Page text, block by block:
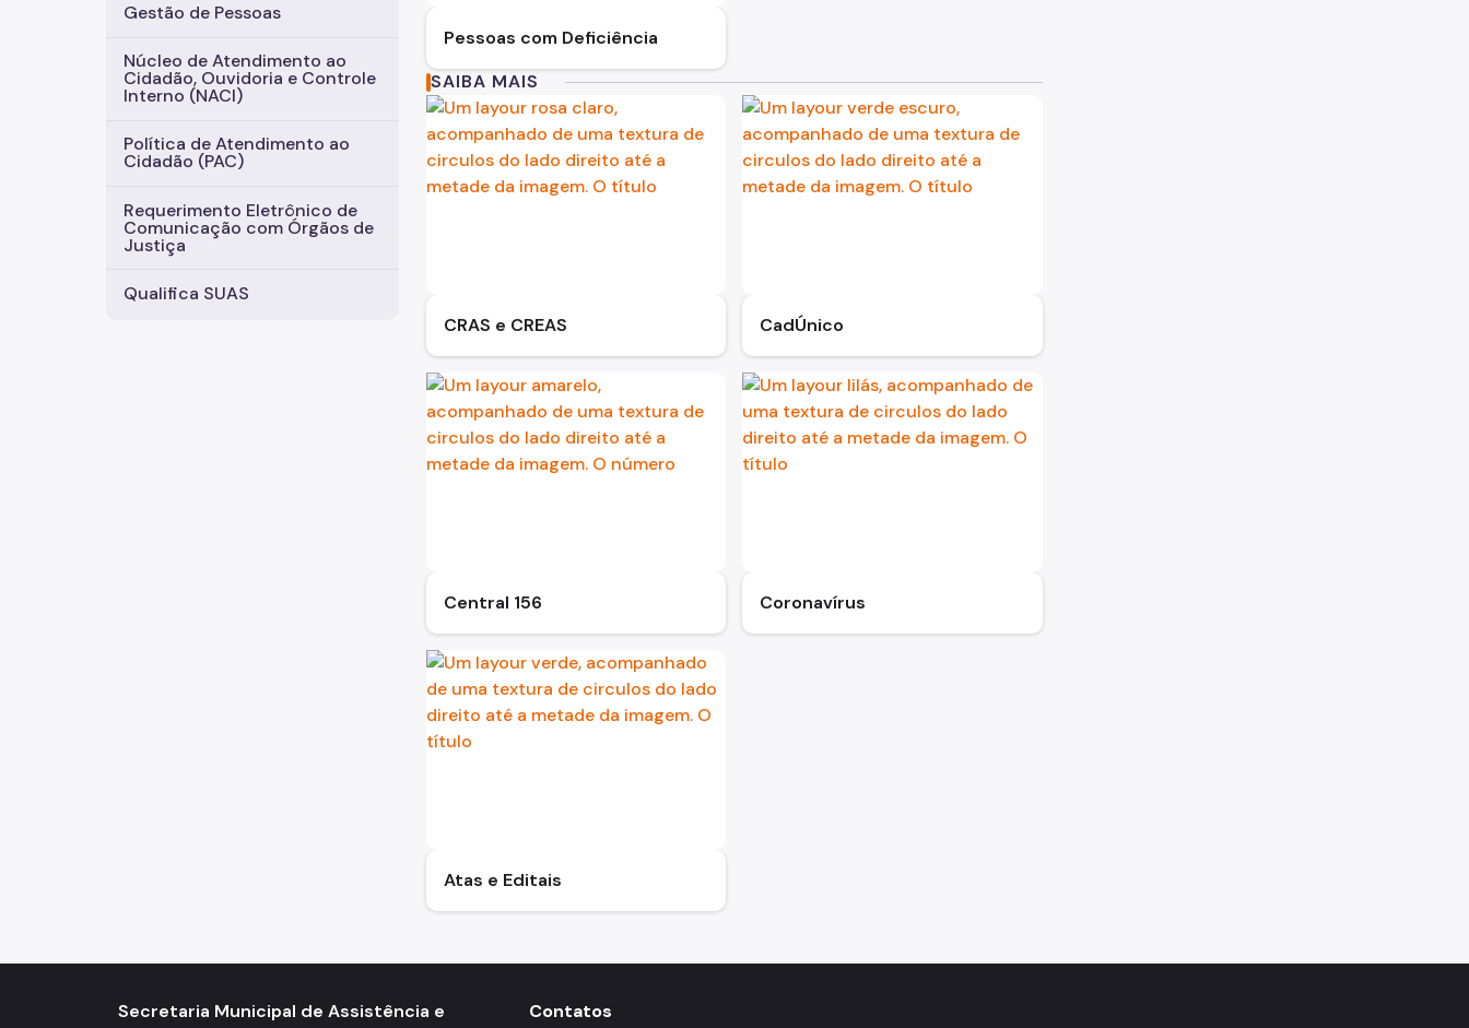
Gestão de Pessoas
Núcleo de Atendimento ao
Cidadão, Ouvidoria e Controle
Interno (NACI)
Política de Atendimento ao
Cidadão (PAC)
Requerimento Eletrônico de
Comunicação com Órgãos de
Justiça
Qualifica SUAS
Pessoas com Deficiência
SAIBA MAIS
CRAS e CREAS CadÚnico
Central 156 Coronavírus
Atas e Editais
Secretaria Municipal de Assistência e
Contatos